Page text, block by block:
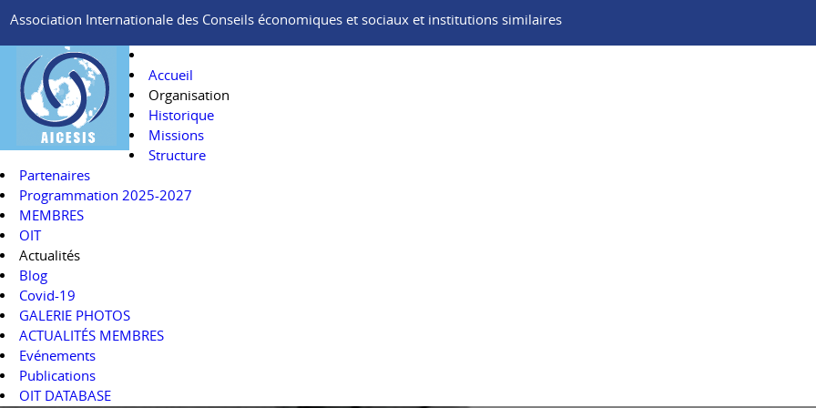
Association Internationale des Conseils économiques et sociaux et institutions similaires
Accueil
Organisation
Historique
Missions
Structure
Partenaires
Programmation 2025-2027
MEMBRES
OIT
Actualités
Blog
Covid-19
GALERIE PHOTOS
ACTUALITÉS MEMBRES
Evénements
Publications
OIT DATABASE